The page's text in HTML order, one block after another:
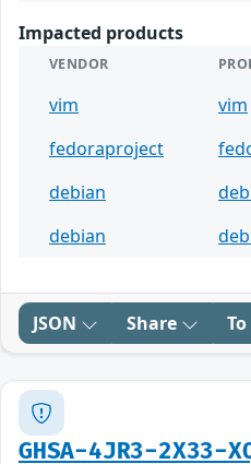
Impacted products
VENDOR
vim vim
fedoraproject
debian
debian
JSON Share
GHSA-4JR3-2X33-